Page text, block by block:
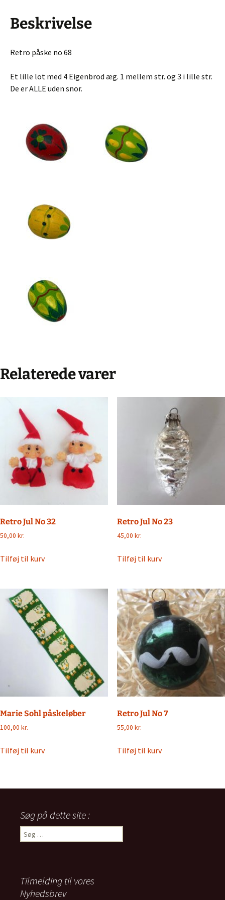
Beskrivelse
Retro påske no 68
Et lille lot med 4 Eigenbrod æg. 1 mellem str. og 3 i lille str.
De er ALLE uden snor.
Relaterede varer
Retro Jul No 32
50,00 kr.
Tilføj til kurv
Retro Jul No 23
45,00 kr.
Tilføj til kurv
Marie Sohl påskeløber
100,00 kr.
Tilføj til kurv
Retro Jul No 7
55,00 kr.
Tilføj til kurv
Søg på dette site :
Søg
efter:
Tilmelding til vores
Nyhedsbrev